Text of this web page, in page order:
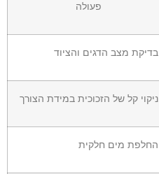
פעולה
בדיקת מצב הדגים והציוד
ניקוי קל של הזכוכית במידת הצורך
החלפת מים חלקית